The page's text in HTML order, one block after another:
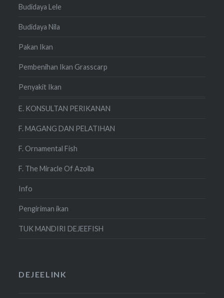
Budidaya Lele
Budidaya Nila
Pakan Ikan
Pembenihan Ikan Grasscarp
Penyakit Ikan
E. KONSULTAN PERIKANAN
F. MAGANG DAN PELATIHAN
F. Ornamental Fish
F. The Miracle Of Azolla
Info
Pengiriman ikan
TUK MANDIRI DEJEEFISH
DEJEELINK